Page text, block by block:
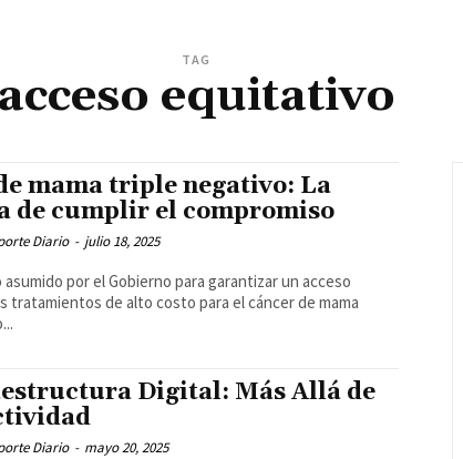
TAG
acceso equitativo
mama triple negativo: La
de cumplir el compromiso
Diario - julio 18, 2025
asumido por el Gobierno para garantizar un acceso
tratamientos de alto costo para el cáncer de mama
Digital: Más Allá de
Diario - mayo 20, 2025